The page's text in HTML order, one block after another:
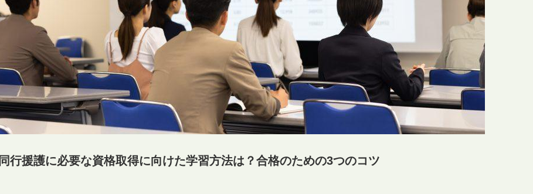
同行援護に必要な資格取得に向けた学習方法は？合格のための3つのコツ